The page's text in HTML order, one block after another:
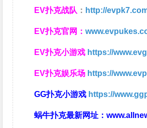
EV扑克战队 ： http://
EV扑克官网：
EV扑克小游戏 https://
EV扑克娱乐场 https://
GG扑克小游戏 https://
蜗牛扑克最新网址：